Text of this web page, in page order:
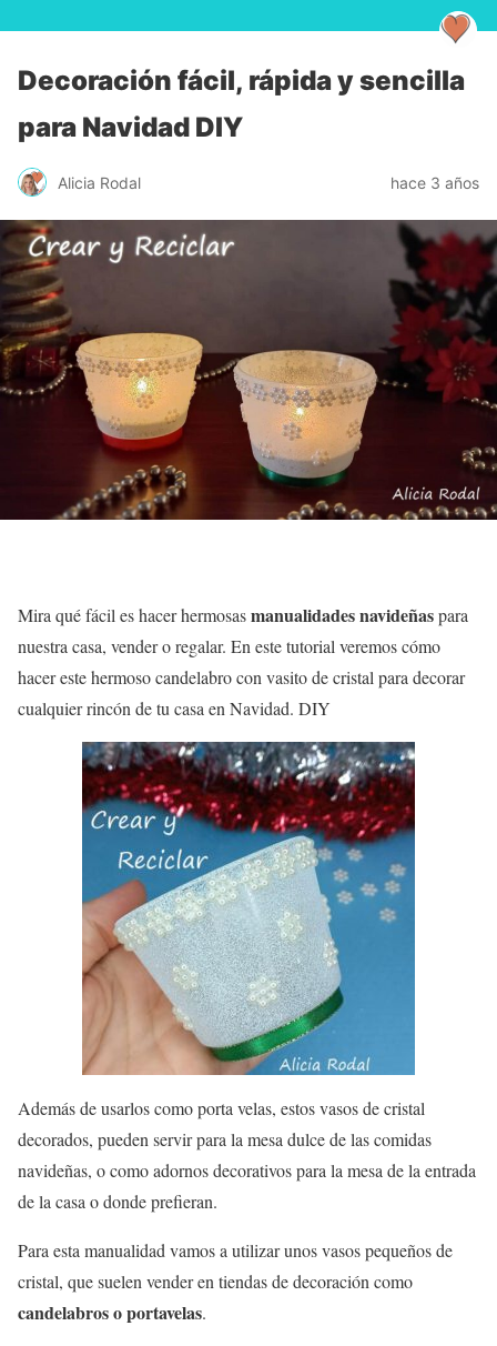
Decoración fácil, rápida y sencilla
para Navidad DIY
Alicia Rodal hace 3 años
Mira qué fácil es hacer hermosasmanualidades navideñaspara
nuestra casa, vender o regalar. En este tutorial veremos cómo
hacer este hermoso candelabro con vasito de cristal para decorar
cualquier rincón de tu casa en Navidad. DIY
Además de usarlos como porta velas, estos vasos de cristal
decorados, pueden servir para la mesa dulce de las comidas
navideñas, o como adornos decorativos para la mesa de la entrada
de la casa o donde prefieran.
Para esta manualidad vamos a utilizar unos vasos pequeños de
cristal, que suelen vender en tiendas de decoración como
candelabros o portavelas.